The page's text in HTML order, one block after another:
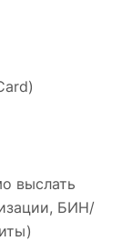
выслать
БИН/